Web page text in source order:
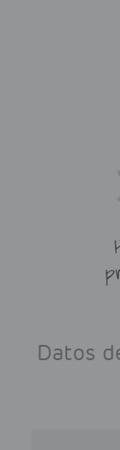
Datos